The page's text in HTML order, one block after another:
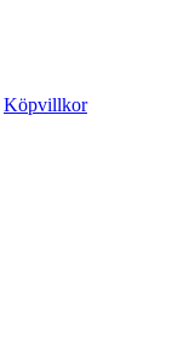
Köpvillkor